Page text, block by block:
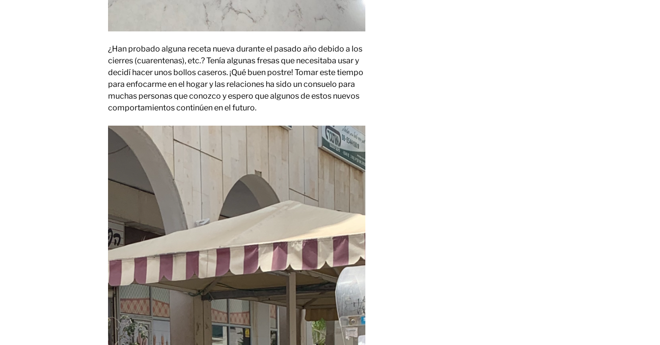
¿Han probado alguna receta nueva durante el pasado año debido a los
cierres (cuarentenas), etc.? Tenía algunas fresas que necesitaba usar y
decidí hacer unos bollos caseros. ¡Qué buen postre! Tomar este tiempo
para enfocarme en el hogar y las relaciones ha sido un consuelo para
muchas personas que conozco y espero que algunos de estos nuevos
comportamientos continúen en el futuro.